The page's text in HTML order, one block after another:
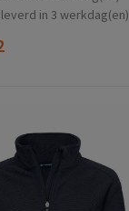
in 3 werkdag(en)